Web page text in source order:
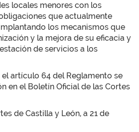
locales menores con los
que actualmente
los mecanismos que
y la mejora de su eficacia y
de servicios a los
artículo 64 del Reglamento se
en el Boletín Oficial de las Cortes
de Castilla y León, a 21 de